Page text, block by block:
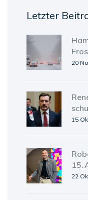
Letzter
auf
20
15
15.
22